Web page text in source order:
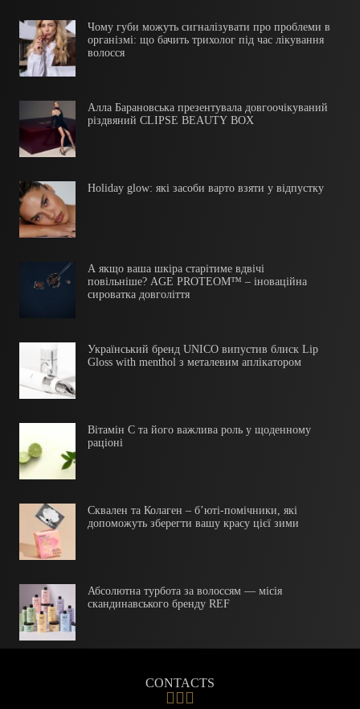
Чому губи можуть сигналізувати про проблеми в
організмі: що бачить трихолог під час лікування
волосся
Алла Барановська презентувала довгоочікуваний
різдвяний CLIPSE BEAUTY BOX
Holiday glow: які засоби варто взяти у відпустку
А якщо ваша шкіра старітиме вдвічі
повільніше? AGE PROTEOM™ – іноваційна
сироватка довголіття
Український бренд UNICO випустив блиск Lip
Gloss with menthol з металевим аплікатором
Вітамін С та його важлива роль у щоденному
раціоні
Сквален та Колаген – б’юті-помічники, які
допоможуть зберегти вашу красу цієї зими
Абсолютна турбота за волоссям — місія
скандинавського бренду REF
CONTACTS